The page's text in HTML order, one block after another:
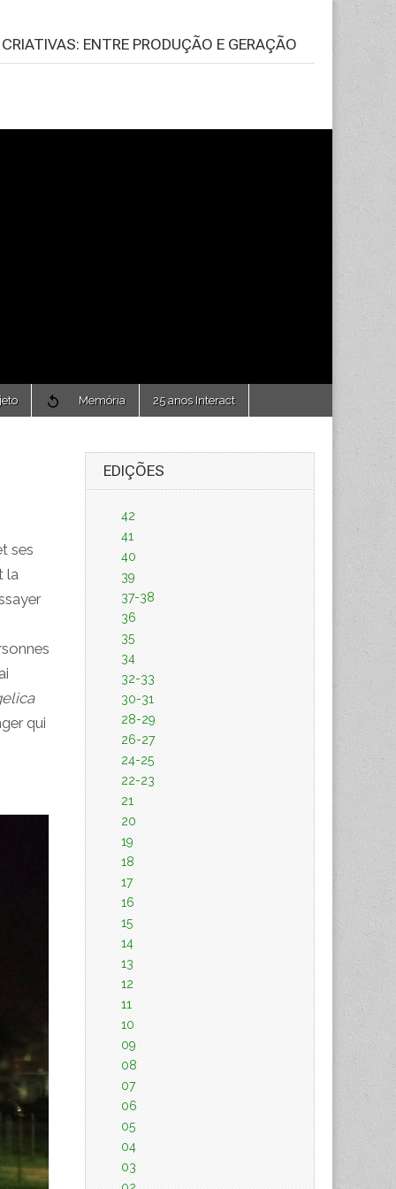
ENTRE PRODUÇÃO E GERAÇÃO
Memória 25 anos Interact
ses
la
qui
EDIÇÕES
42
41
40
39
37-38
36
35
34
32-33
30-31
28-29
26-27
24-25
22-23
21
20
19
18
17
16
15
14
13
12
11
10
09
08
07
06
05
04
03